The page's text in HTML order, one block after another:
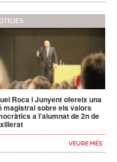
Roca i Junyent ofereix una
magistral sobre els valors
a l'alumnat de 2n de
VEURE MÉS